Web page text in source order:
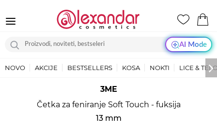
AI Mode
NOVO AKCIJE BESTSELLERS KOSA NOKTI LICE &
3ME
Četka za feniranje Soft Touch - fuksija
13 mm